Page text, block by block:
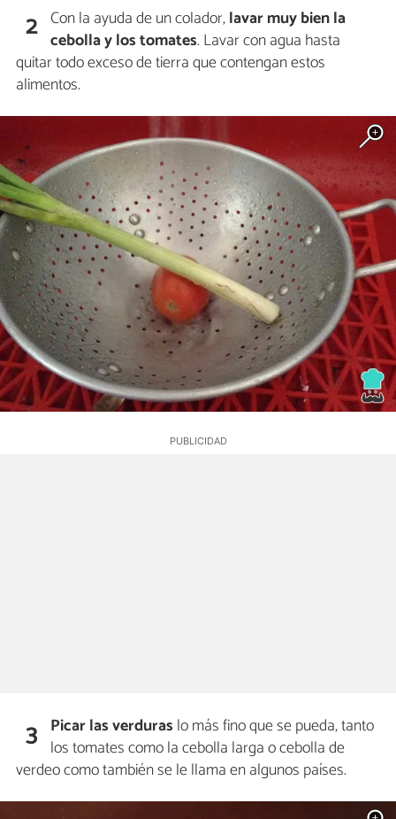
2 Con la ayuda de un colador,lavar muy bien la
cebolla y los tomates. Lavar con agua hasta
quitar todo exceso de tierra que contengan estos
alimentos.
3 Picar las verduras lo más fino que se pueda, tanto
los tomates como la cebolla larga o cebolla de
verdeo como también se le llama en algunos países.